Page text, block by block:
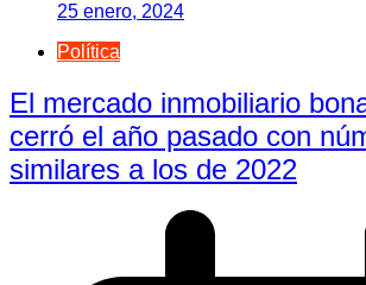
25 enero, 2024
Política
El mercado inmobiliario
cerró el año pasado con
similares a los de 2022